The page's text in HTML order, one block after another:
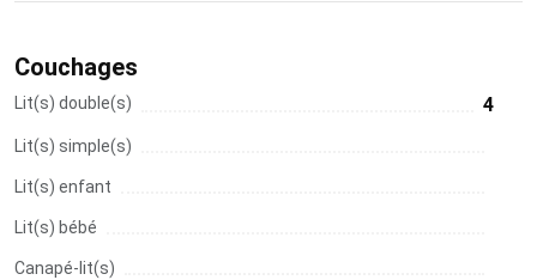
Couchages
Lit(s) double(s) 4
Lit(s) simple(s)
Lit(s) enfant
Lit(s) bébé
Canapé-lit(s)